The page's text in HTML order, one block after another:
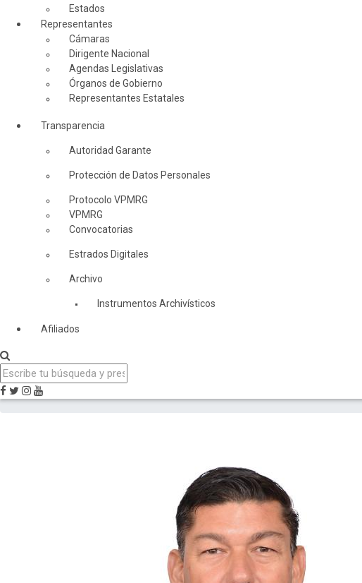
Estados
Representantes
Cámaras
Dirigente Nacional
Agendas Legislativas
Órganos de Gobierno
Representantes Estatales
Transparencia
Autoridad Garante
Protección de Datos Personales
Protocolo VPMRG
VPMRG
Convocatorias
Estrados Digitales
Archivo
Instrumentos Archivísticos
Afiliados